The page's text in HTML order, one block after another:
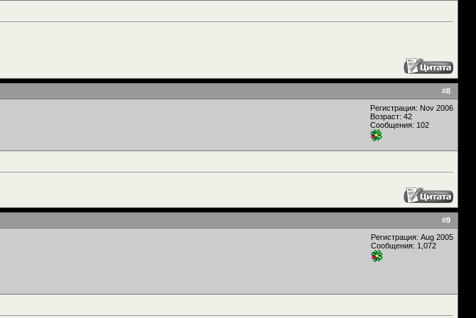
#8
Регистрация: Nov 2006
Возраст: 42
Сообщения: 102
#9
Регистрация: Aug 2005
Сообщения: 1,072